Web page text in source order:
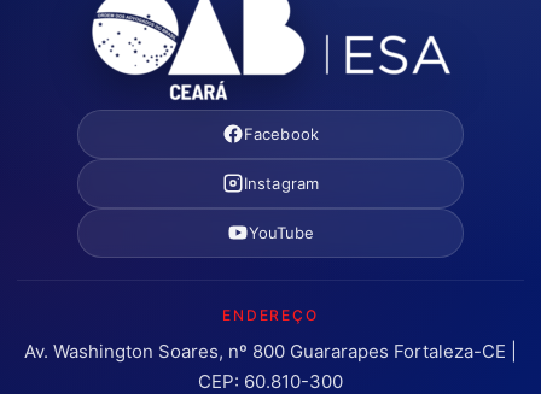
Facebook
Instagram
YouTube
ENDEREÇO
Av. Washington Soares, nº 800 Guararapes Fortaleza-CE |
CEP: 60.810-300